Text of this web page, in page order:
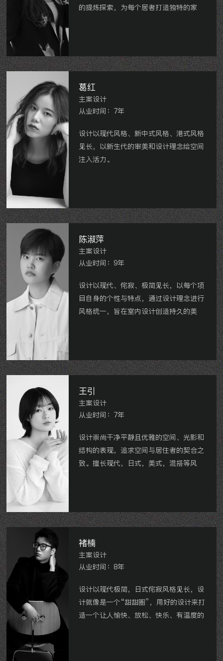
的提炼探索，为每个居者打造独特的家
香树湾、深业华府、御城等
葛红
主案设计
从业时间：7年
设计以现代风格、新中式风格、港式风格
见长，以新生代的审美和设计理念给空间
注入活力。
纪等。
陈淑萍
主案设计
从业时间：9年
设计以现代、侘寂、极简见长，以每个项
目自身的个性与特点，通过设计理念进行
风格统一，旨在室内设计创造持久的美
鼎邦、龙湖香醍漫步、牡丹和府、星河丹
堤、朗诗绿郡、龙湖双珑原著、中海锦珑
湾、运河天地等。
王引
主案设计
从业时间：7年
设计崇尚干净平静且优雅的空间、光影和
结构的表现，追求空间与居住者的契合之
致。擅长现代，日式，美式，混搭等风
李郡，新城郡未来，衡麓世家，美的国宾
府等。
褚楠
主案设计
从业时间：8年
设计以现代极简，日式侘寂风格见长，设
计就像是一个“甜甜圈”，用好的设计来打
造一个让人愉快、放松、快乐、有温度的